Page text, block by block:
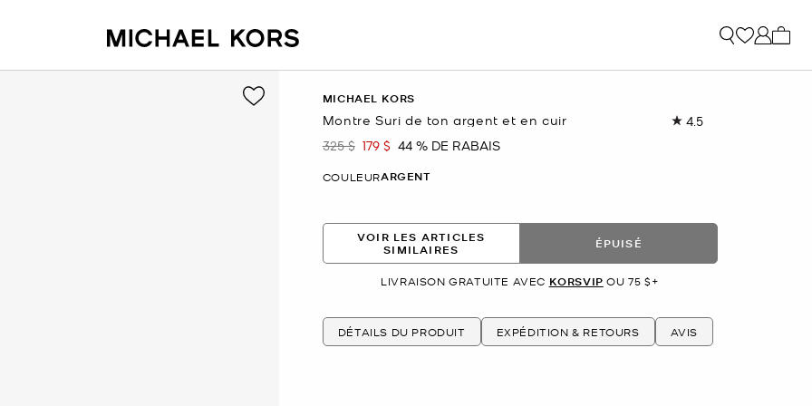
MICHAEL KORS
Montre Suri de ton argent et en cuir 4.5Lire
même
était
325 $ maintenant
179 $ 44 % DE RABAIS
COULEURARGENT
VOIR LES ARTICLES
SIMILAIRES
ÉPUISÉ
LIVRAISON GRATUITE AVEC KORSVIP OU 75 $+
DÉTAILS DU PRODUIT EXPÉDITION & RETOURS AVIS